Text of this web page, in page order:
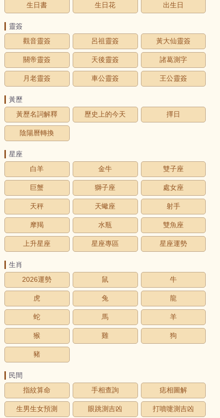
生日書 生日花 出生日
靈簽
觀音靈簽
呂祖靈簽 黃大仙靈簽
關帝靈簽 天後靈簽 諸葛測字
月老靈簽 車公靈簽 王公靈簽
黃歷
黃歷名詞解釋
歷史上的今天 擇日
陰陽曆轉換
星座
白羊
金牛 雙子座
巨蟹 獅子座 處女座
天秤 天蠍座 射手
摩羯 水瓶 雙魚座
上升星座 星座專區 星座運勢
生肖
2026運勢
鼠 牛
虎 兔 龍
蛇 馬 羊
猴 雞 狗
豬
民間
指紋算命
手相查詢 痣相圖解
生男生女預測 眼跳測吉凶 打噴嚏測吉凶